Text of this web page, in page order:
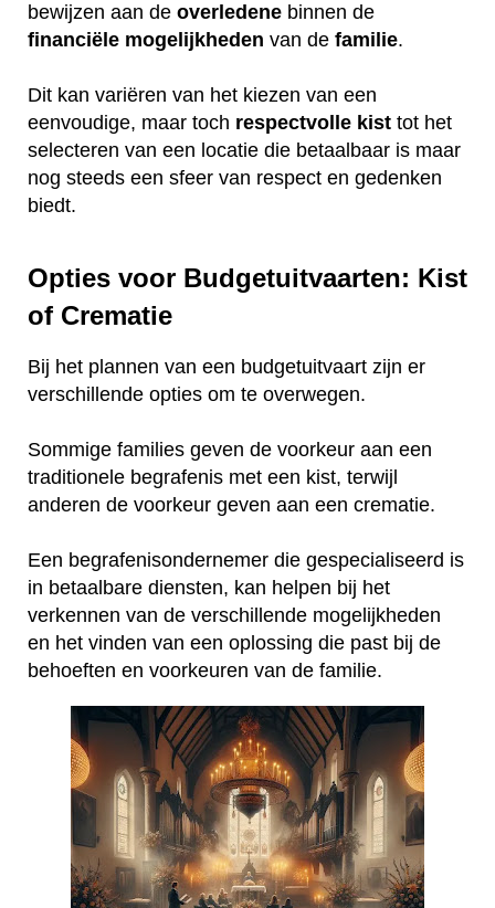
bewijzen aan de overledene binnen de
financiële mogelijkheden van de familie.
Dit kan variëren van het kiezen van een
eenvoudige, maar toch respectvolle kist tot het
selecteren van een locatie die betaalbaar is maar
nog steeds een sfeer van respect en gedenken
biedt.
Opties voor Budgetuitvaarten: Kist
of Crematie
Bij het plannen van een budgetuitvaart zijn er
verschillende opties om te overwegen.
Sommige families geven de voorkeur aan een
traditionele begrafenis met een kist, terwijl
anderen de voorkeur geven aan een crematie.
Een begrafenisondernemer die gespecialiseerd is
in betaalbare diensten, kan helpen bij het
verkennen van de verschillende mogelijkheden
en het vinden van een oplossing die past bij de
behoeften en voorkeuren van de familie.